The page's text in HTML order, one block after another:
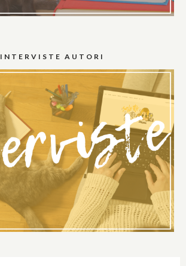
INTERVISTE AUTORI